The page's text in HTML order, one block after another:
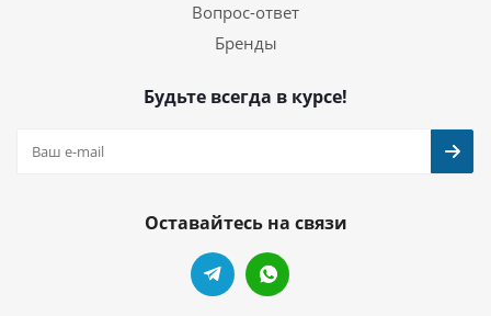
Вопрос-ответ
Бренды
Будьте всегда в курсе!
Оставайтесь на связи